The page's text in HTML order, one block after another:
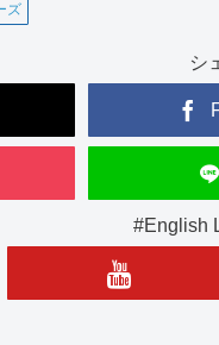
ズ
シ
#English